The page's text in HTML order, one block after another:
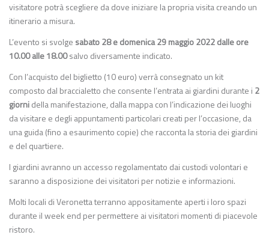
visitatore potrà scegliere da dove iniziare la propria visita creando un
itinerario a misura.
L’evento si svolge sabato 28 e domenica 29 maggio 2022dalle ore
10.00 alle 18.00salvo diversamente indicato.
Con l’acquisto del biglietto (10 euro) verrà consegnato un kit
composto dal braccialetto che consente l’entrata ai giardini durante i 2
giornidella manifestazione, dalla mappa con l’indicazione dei luoghi
da visitare e degli appuntamenti particolari creati per l’occasione, da
una guida (fino a esaurimento copie) che racconta la storia dei giardini
e del quartiere.
I giardini avranno un accesso regolamentato dai custodi volontari e
saranno a disposizione dei visitatori per notizie e informazioni.
Molti locali di Veronetta terranno appositamente aperti i loro spazi
durante il week end per permettere ai visitatori momenti di piacevole
ristoro.